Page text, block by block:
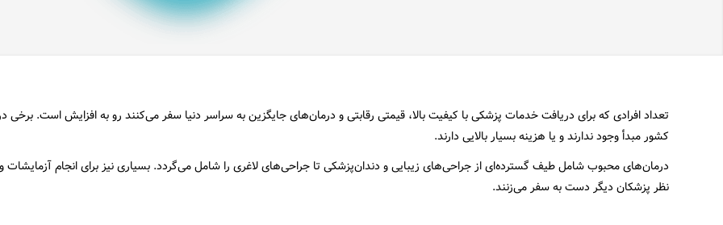
تعداد افرادی که برای دریافت خدمات پزشکی با کیفیت بالا، قیمتی رقابتی و درمان‌های جایگزین به سراسر دنیا سفر می‌کنند رو به افزایش است. برخی
کشور مبدأ وجود ندارند و یا هزینه بسیار بالایی دارند.
درمان‌های محبوب شامل طیف گسترده‌ای از جراحی‌های زیبایی و دندان‌پزشکی تا جراحی‌های لاغری را شامل می‌گردد. بسیاری نیز برای انجام آزمایشات
نظر پزشکان دیگر دست به سفر می‌زنند.